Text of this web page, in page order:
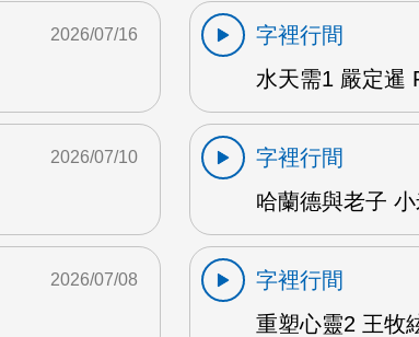
2026/07/16
字裡行間
水天需1 嚴定暹
2026/07/10
字裡行間
哈蘭德與老子
2026/07/08
字裡行間
重塑心靈2 王牧